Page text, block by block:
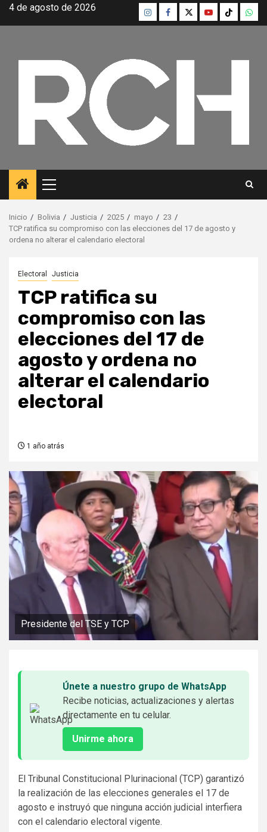
Saltar
4 de agosto de 2026 InstagramFacebook
TwitterYoutubeTikTok
Menú
principal
Inicio Bolivia Justicia 2025 mayo
23
TCP ratifica su compromiso con las elecciones del 17 de agosto y
ordena no alterar el calendario electoral
Electoral Justicia
TCP ratifica su
compromiso con las
elecciones del 17 de
agosto y ordena no
alterar el calendario
electoral
1 año atrás
Presidente del TSE y TCP
Únete a nuestro grupo de WhatsApp
Recibe noticias, actualizaciones y alertas
directamente en tu celular.
Unirme ahora
El Tribunal Constitucional Plurinacional (TCP) garantizó
la realización de las elecciones generales el 17 de
agosto e instruyó que ninguna acción judicial interfiera
con el calendario electoral vigente.